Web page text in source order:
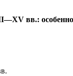
—XV вв.: